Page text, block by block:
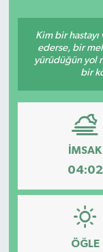
Kim bir
ederse, bir
yürüdüğün yol
bir
İMSAK
04:02
ÖĞLE
Dış
Dünya
EĞİTİM
EKONOMİ